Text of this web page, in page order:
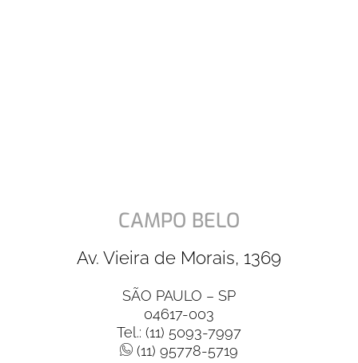
CAMPO BELO
Av. Vieira de Morais, 1369
SÃO PAULO – SP
04617-003
Tel.: (11) 5093-7997
(11) 95778-5719